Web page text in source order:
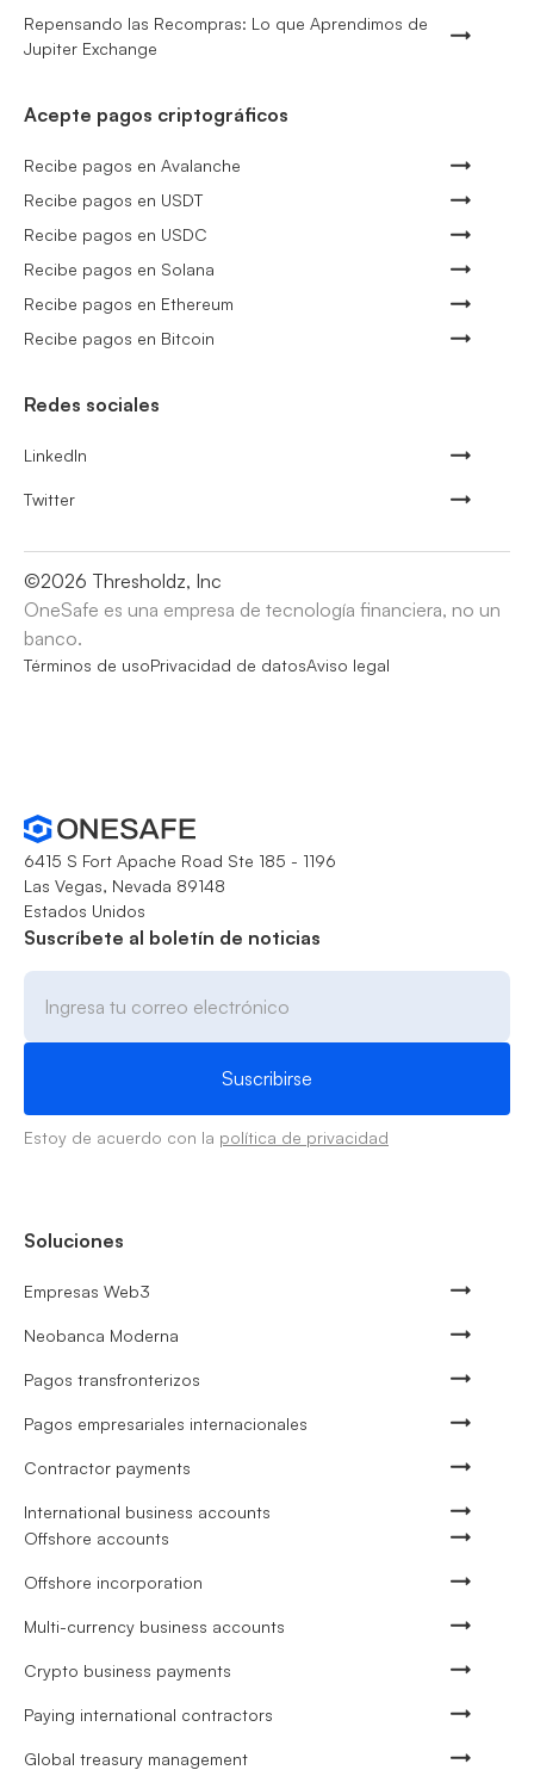
Repensando las Recompras: Lo que Aprendimos de
Jupiter Exchange
Acepte pagos criptográficos
Recibe pagos en Avalanche
Recibe pagos en USDT
Recibe pagos en USDC
Recibe pagos en Solana
Recibe pagos en Ethereum
Recibe pagos en Bitcoin
Redes sociales
LinkedIn
Twitter
©2026 Thresholdz, Inc
OneSafe es una empresa de tecnología financiera, no un
banco.
Términos de usoPrivacidad de datosAviso legal
6415 S Fort Apache Road Ste 185 - 1196
Las Vegas, Nevada 89148
Estados Unidos
Suscríbete al boletín de noticias
Estoy de acuerdo con la política de privacidad
Soluciones
Empresas Web3
Neobanca Moderna
Pagos transfronterizos
Pagos empresariales internacionales
Contractor payments
International business accounts
Offshore accounts
Offshore incorporation
Multi-currency business accounts
Crypto business payments
Paying international contractors
Global treasury management